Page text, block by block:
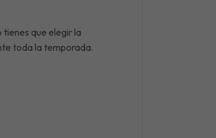
tienes que elegir la
toda la temporada.